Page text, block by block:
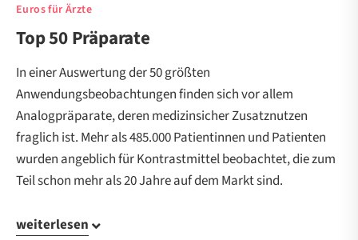
Euros für Ärzte
Top 50 Präparate
In einer Auswertung der 50 größten
Anwendungsbeobachtungen finden sich vor allem
Analogpräparate, deren medizinsicher Zusatznutzen
fraglich ist. Mehr als 485.000 Patientinnen und Patienten
wurden angeblich für Kontrastmittel beobachtet, die zum
Teil schon mehr als 20 Jahre auf dem Markt sind.
weiterlesen